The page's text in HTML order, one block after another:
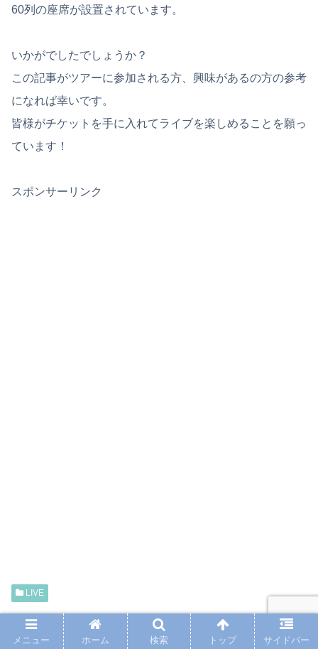
60列の座席が設置されています。
いかがでしたでしょうか？
この記事がツアーに参加される方、興味があるの方の参考
になれば幸いです。
皆様がチケットを手に入れてライブを楽しめることを願っ
ています！
スポンサーリンク
LIVE
スポンサーリンク
メニュー ホーム 検索 トップ サイドバー